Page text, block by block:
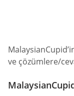
ve çözümlere/